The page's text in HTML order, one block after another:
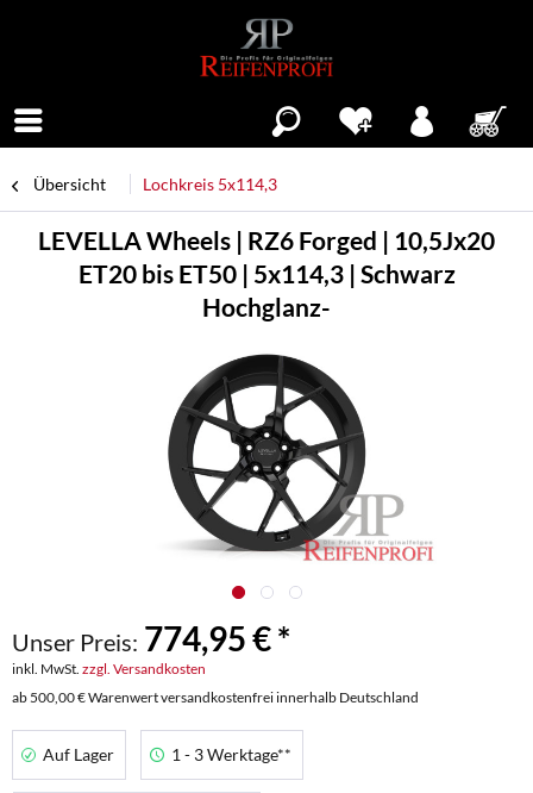
Übersicht Lochkreis 5x114,3
LEVELLA Wheels | RZ6 Forged | 10,5Jx20
ET20 bis ET50 | 5x114,3 | Schwarz
Hochglanz-
Unser Preis: 774,95 € *
inkl. MwSt. zzgl. Versandkosten
ab 500,00 € Warenwert versandkostenfrei innerhalb Deutschland
Auf Lager 1 - 3 Werktage**